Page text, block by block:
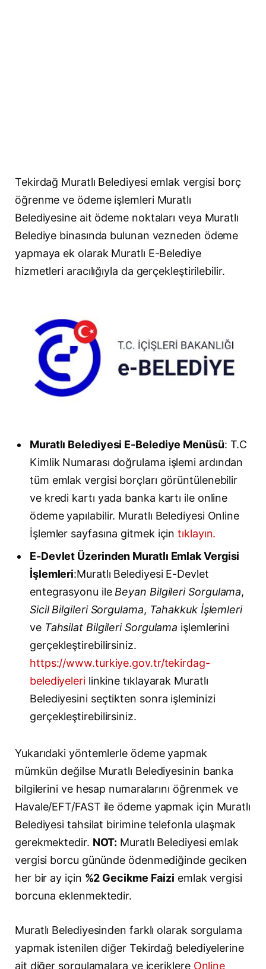
Tekirdağ Muratlı Belediyesi emlak vergisi borç
öğrenme ve ödeme işlemleri Muratlı
Belediyesine ait ödeme noktaları veya Muratlı
Belediye binasında bulunan vezneden ödeme
yapmaya ek olarak Muratlı E-Belediye
hizmetleri aracılığıyla da gerçekleştirilebilir.
Muratlı Belediyesi E-Belediye Menüsü: T.C
Kimlik Numarası doğrulama işlemi ardından
tüm emlak vergisi borçları görüntülenebilir
ve kredi kartı yada banka kartı ile online
ödeme yapılabilir. Muratlı Belediyesi Online
İşlemler sayfasına gitmek içintıklayın.
E-Devlet Üzerinden Muratlı Emlak Vergisi
İşlemleri:Muratlı Belediyesi E-Devlet
entegrasyonu ile Beyan Bilgileri Sorgulama,
Sicil Bilgileri Sorgulama, Tahakkuk İşlemleri
ve Tahsilat Bilgileri Sorgulama işlemlerini
gerçekleştirebilirsiniz.
https://www.turkiye.gov.tr/tekirdag-
belediyelerilinkine tıklayarak Muratlı
Belediyesini seçtikten sonra işleminizi
gerçekleştirebilirsiniz.
Yukarıdaki yöntemlerle ödeme yapmak
mümkün değilse Muratlı Belediyesinin banka
bilgilerini ve hesap numaralarını öğrenmek ve
Havale/EFT/FAST ile ödeme yapmak için Muratlı
Belediyesi tahsilat birimine telefonla ulaşmak
gerekmektedir. NOT: Muratlı Belediyesi emlak
vergisi borcu gününde ödenmediğinde geciken
her bir ay için %2 Gecikme Faizi emlak vergisi
borcuna eklenmektedir.
Muratlı Belediyesinden farklı olarak sorgulama
yapmak istenilen diğer Tekirdağ belediyelerine
ait diğer sorgulamalara ve içeriklere Online